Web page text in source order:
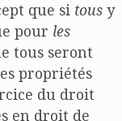
que si tousy
pour les
tous seront
propriétés
du droit
en droit de